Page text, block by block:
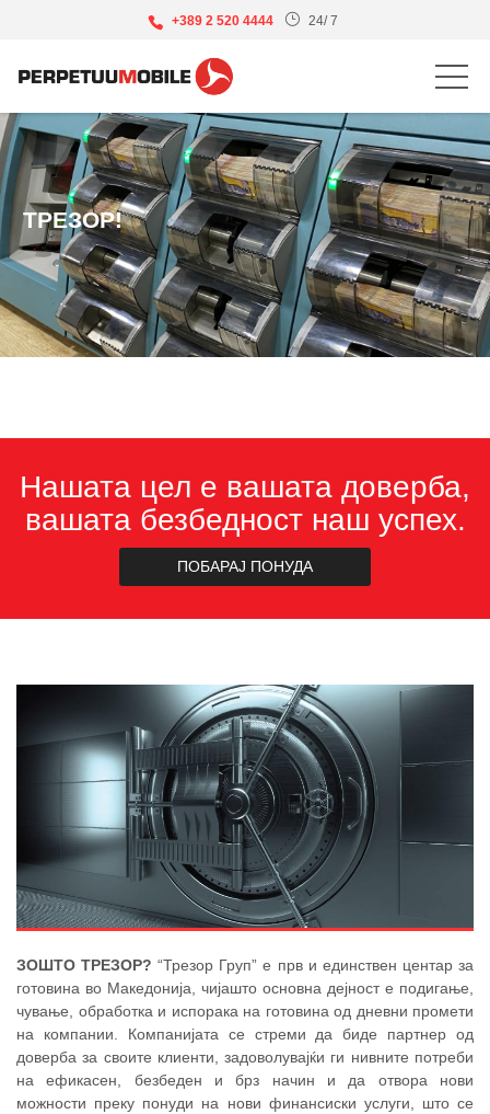
+389 2 520 4444 24/ 7
ТРЕЗОР!
Нашата цел е вашата доверба,
вашата безбедност наш успех.
ПОБАРАЈ ПОНУДА
ЗОШТО ТРЕЗОР? “Трезор Груп” е прв и единствен центар за
готовина во Македонија, чијашто основна дејност е подигање,
чување, обработка и испорака на готовина од дневни промети
на компании. Компанијата се стреми да биде партнер од
доверба за своите клиенти, задоволувајќи ги нивните потреби
на ефикасен, безбеден и брз начин и да отвора нови
можности преку понуди на нови финансиски услуги, што се